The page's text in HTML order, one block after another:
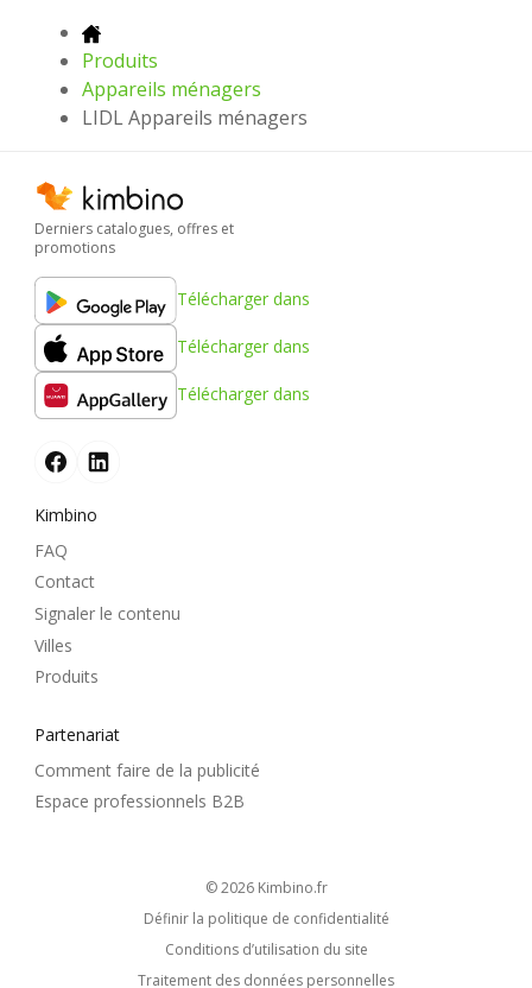
Produits
Appareils ménagers
LIDL Appareils ménagers
Derniers catalogues, offres et
promotions
Télécharger dans
Télécharger dans
Télécharger dans
Kimbino
FAQ
Contact
Signaler le contenu
Villes
Produits
Partenariat
Comment faire de la publicité
Espace professionnels B2B
© 2026 kimbino.fr
Définir la politique de confidentialité
Conditions d’utilisation du site
Traitement des données personnelles